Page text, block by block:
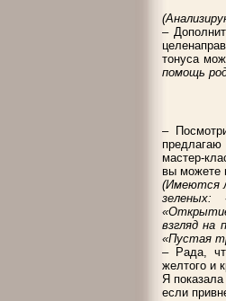
–
тонуса
помощь
–
мастер-
вы можете
(Имеются
зеленых:
взгляд на
«Пустая
– Рада,
желтого и
Я
если